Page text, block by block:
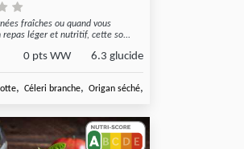
fraîches ou quand vous
repas léger et nutritif, cette so...
0 pts WW 6.3 glucide
, Céleri branche, Origan séché,